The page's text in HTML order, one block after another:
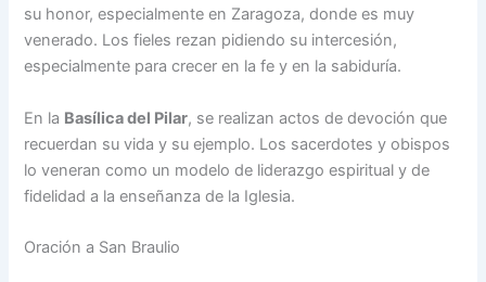
su honor, especialmente en Zaragoza, donde es muy
venerado. Los fieles rezan pidiendo su intercesión,
especialmente para crecer en la fe y en la sabiduría.
En la Basílica del Pilar, se realizan actos de devoción que
recuerdan su vida y su ejemplo. Los sacerdotes y obispos
lo veneran como un modelo de liderazgo espiritual y de
fidelidad a la enseñanza de la Iglesia.
Oración a San Braulio